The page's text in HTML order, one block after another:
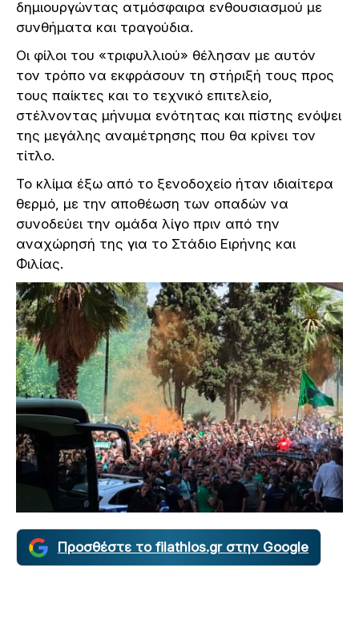
δημιουργώντας ατμόσφαιρα ενθουσιασμού με
συνθήματα και τραγούδια.
Οι φίλοι του «τριφυλλιού» θέλησαν με αυτόν
τον τρόπο να εκφράσουν τη στήριξή τους προς
τους παίκτες και το τεχνικό επιτελείο,
στέλνοντας μήνυμα ενότητας και πίστης ενόψει
της μεγάλης αναμέτρησης που θα κρίνει τον
τίτλο.
Το κλίμα έξω από το ξενοδοχείο ήταν ιδιαίτερα
θερμό, με την αποθέωση των οπαδών να
συνοδεύει την ομάδα λίγο πριν από την
αναχώρησή της για το Στάδιο Ειρήνης και
Φιλίας.
Προσθέστε το filathlos.gr στην Google